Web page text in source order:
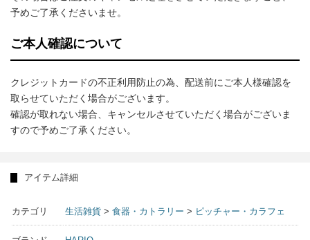
予めご了承くださいませ。
ご本人確認について
クレジットカードの不正利用防止の為、配送前にご本人様確認を
取らせていただく場合がございます。
確認が取れない場合、キャンセルさせていただく場合がございま
すので予めご了承ください。
アイテム詳細
カテゴリ 生活雑貨 > 食器・カトラリー > ピッチャー・カラフェ